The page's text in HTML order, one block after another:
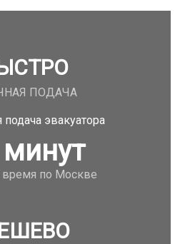
ПОДАЧА
по Москве